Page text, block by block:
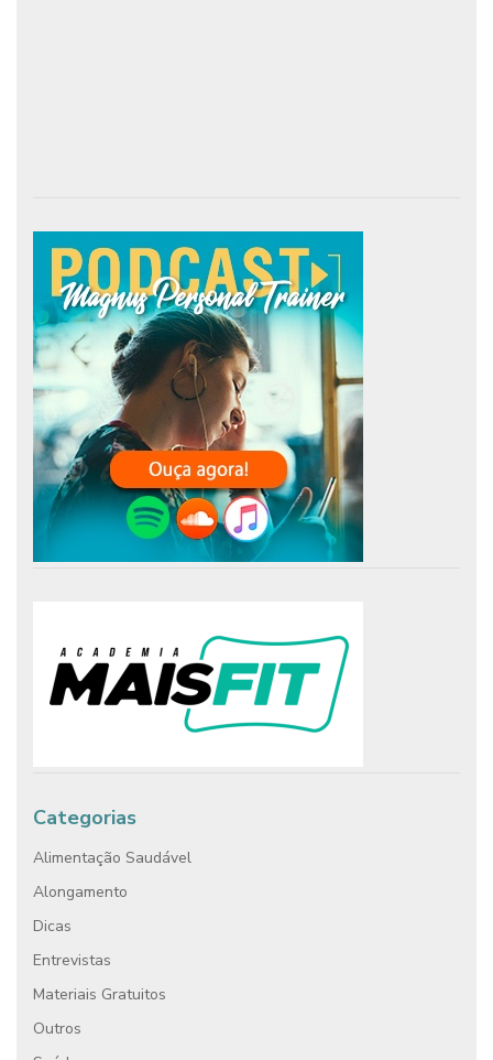
Categorias
Alimentação Saudável
Alongamento
Dicas
Entrevistas
Materiais Gratuitos
Outros